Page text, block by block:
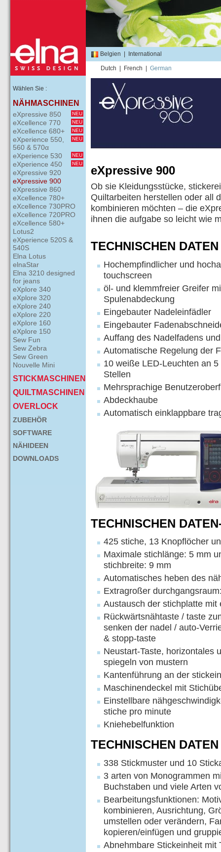
Belgien International
Dutch French German
Wählen Sie :
NÄHMASCHINEN
NEU
eXpressive 850
NEU
eXcellence 770
NEU
eXcellence 680+
NEU
eXperience 550,
560 & 570α
NEU
eXperience 530
NEU
eXperience 450
eXpressive 920
eXpressive 900
eXpressive 860
eXcellence 780+
eXcellence 730PRO
eXcellence 720PRO
eXcellence 580+
Lotus2
eXperience 520S &
540S
Elna Lotus
elnaStar
Elna 3210 designed
for jeans
eXplore 340
eXplore 320
eXplore 240
eXplore 220
eXplore 160
eXplore 150
Sew Fun
Sew Zebra
Sew Green
Nouvelle Mini
STICKMASCHINEN
QUILTMASCHINEN
OVERLOCK
ZUBEHÖR
SOFTWARE
NÄHIDEEN
DOWNLOADS
eXpressive 900
Ob sie Kleidungsstücke,
Quiltarbeiten herstellen oder all
kombinieren möchten – die
ihnen die aufgabe so leicht wie
TECHNISCHEN
Hochempfindlicher und
touchscreen
öl- und klemmfreier Greifer
Spulenabdeckung
Eingebauter Nadeleinfädler
Eingebauter
Auffang des Nadelfadens
Automatische Regelung der
10 weiße LED-Leuchten an
Stellen
Mehrsprachige
Abdeckhaube
Automatisch einklappbare
TECHNISCHEN
425 stiche, 13 Knopflöcher
Maximale stichlänge: 5 mm
stichbreite: 9 mm
Automatisches heben des
Extragroßer
Austausch der stichplatte mit
Rückwärtsnähtaste / taste
senken der nadel / auto-
& stopp-taste
Neustart-Taste, horizontales
spiegeln von mustern
Kantenführung an der
Maschinendeckel mit
Einstellbare
stiche pro minute
Kniehebelfunktion
TECHNISCHEN
338 Stickmuster und 10
3 arten von Monogrammen
Buchstaben und viele Arten
Bearbeitungsfunktionen:
kombinieren, Ausrichtung,
umstellen oder verändern,
kopieren/einfügen und
Abnehmbare Stickeinheit mit